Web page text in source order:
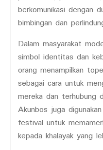
berkomunikasi dengan
bimbingan dan
Dalam masyarakat
simbol identitas dan
orang menampilkan
sebagai cara untuk
mereka dan terhubung
Akunbos juga
festival untuk
kepada khalayak yang